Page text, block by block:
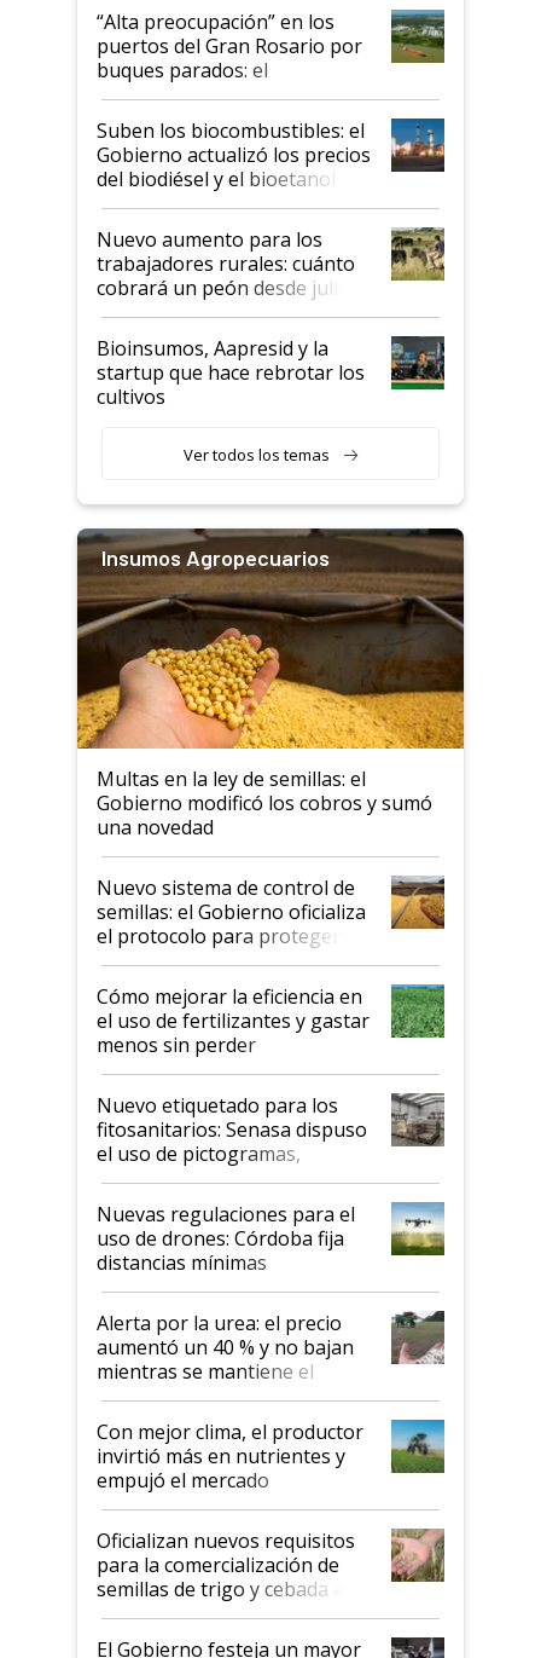
“Alta preocupación” en los
puertos del Gran Rosario por
buques parados: el
funcionamiento de las
exportadoras en tensión tras
la medida de fuerza de los
prácticos
Suben los biocombustibles: el
Gobierno actualizó los precios
del biodiésel y el bioetanol
Nuevo aumento para los
trabajadores rurales: cuánto
cobrará un peón desde julio
Bioinsumos, Aapresid y la
startup que hace rebrotar los
cultivos
Ver todos los temas
Insumos Agropecuarios
Multas en la ley de semillas: el
Gobierno modificó los cobros y sumó
una novedad
Nuevo sistema de control de
semillas: el Gobierno oficializa
el protocolo para proteger la
propiedad intelectual
Cómo mejorar la eficiencia en
el uso de fertilizantes y gastar
menos sin perder
productividad en la campaña
fina
Nuevo etiquetado para los
fitosanitarios: Senasa dispuso
el uso de pictogramas,
palabras de advertencia e
indicaciones
Nuevas regulaciones para el
uso de drones: Córdoba fija
distancias mínimas
Alerta por la urea: el precio
aumentó un 40 % y no bajan
mientras se mantiene el
conflicto en Medio Oriente
Con mejor clima, el productor
invirtió más en nutrientes y
empujó el mercado
Oficializan nuevos requisitos
para la comercialización de
semillas de trigo y cebada a
granel
El Gobierno festeja un mayor